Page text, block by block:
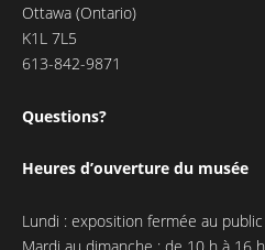
Ottawa (Ontario)
K1L 7L5
613-842-9871
Questions?
Heures d’ouverture du musée
Lundi : exposition fermée au public